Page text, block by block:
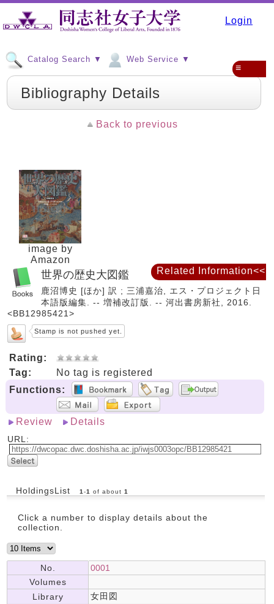
Login
Catalog Search ▼ Web Service ▼
≡
Bibliography Details
Back to previous
image by
Amazon
世界の歴史大図鑑
鹿沼博史 [ほか] 訳 ; 三浦嘉治, エス・プロジェクト日
本語版編集. -- 増補改訂版. -- 河出書房新社, 2016.
<BB12985421>
Stamp is not pushed yet.
Rating:
Tag:
No tag is registered
Functions:
Review Details
URL:
HoldingsList 1 -1 of about 1
Click a number to display details about the
collection.
No.
0001
Volumes
Library
女田図
Related Information<<